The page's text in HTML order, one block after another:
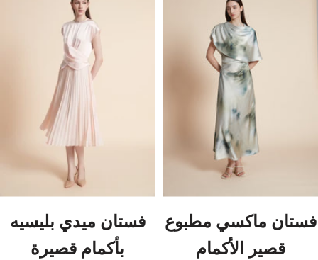
فستان ماكسي مطبوع
قصير الأكمام
فستان ميدي بليسيه
بأكمام قصيرة